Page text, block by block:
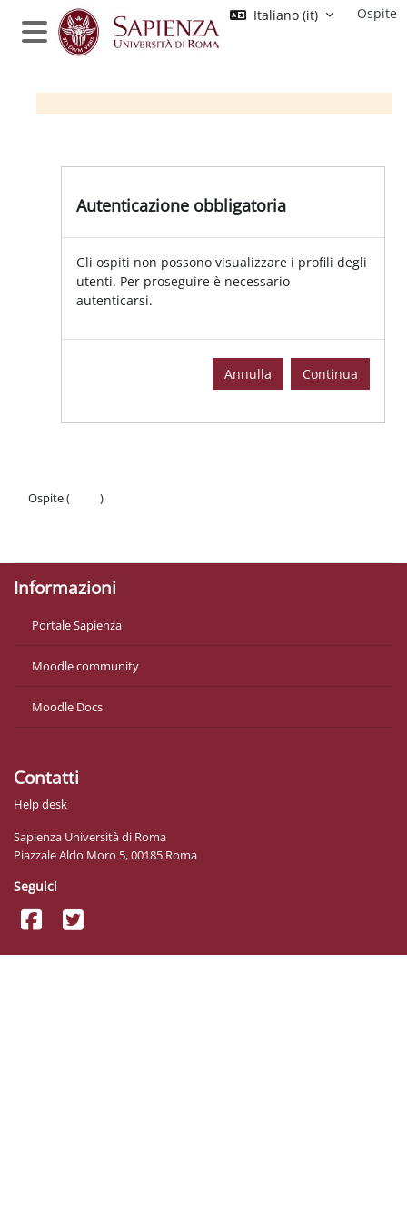
Vai al contenuto principale
Pannello laterale
Italiano ‎(it)‎ Ospite
Autenticazione obbligatoria
Gli ospiti non possono visualizzare i profili degli
utenti. Per proseguire è necessario
autenticarsi.
Annulla Continua
Ospite (
)
Informazioni
Portale Sapienza
Moodle community
Moodle Docs
Contatti
Help desk
Sapienza Università di Roma
Piazzale Aldo Moro 5, 00185 Roma
Seguici